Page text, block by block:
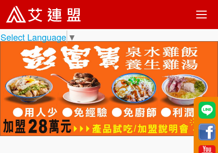
Select Language ▼